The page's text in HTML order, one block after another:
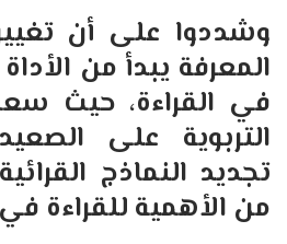
وشددوا على أن
المعرفة يبدأ من
في القراءة، حيث
التربوية على
تجديد النماذج
من الأهمية للقراءة